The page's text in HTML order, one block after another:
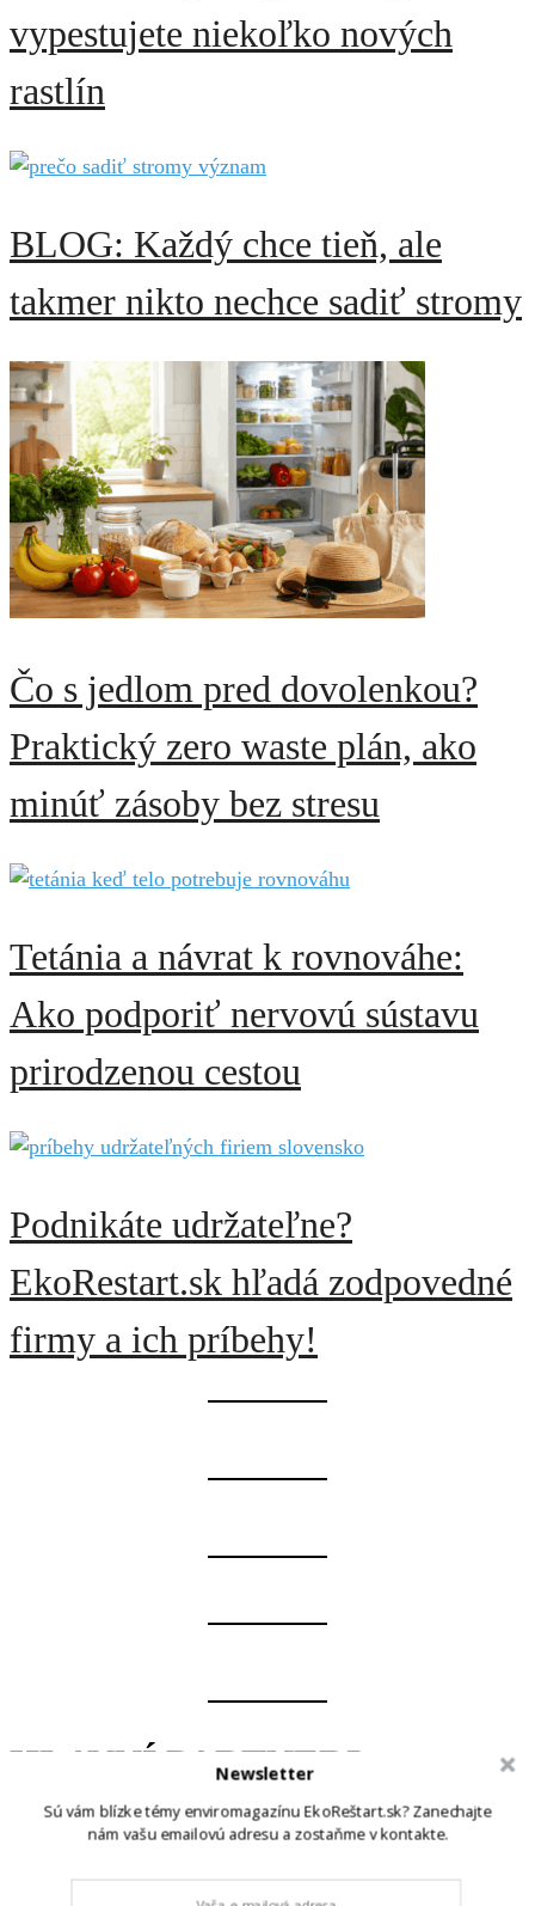
vypestujete niekoľko nových
rastlín
BLOG: Každý chce tieň, ale
takmer nikto nechce sadiť stromy
Čo s jedlom pred dovolenkou?
Praktický zero waste plán, ako
minúť zásoby bez stresu
Tetánia a návrat k rovnováhe:
Ako podporiť nervovú sústavu
prirodzenou cestou
Podnikáte udržateľne?
EkoRestart.sk hľadá zodpovedné
firmy a ich príbehy!
HLAVNÍ PARTNERI
Newsletter
Sú vám blízke témy enviromagazínu EkoReštart.sk? Zanechajte
nám vašu emailovú adresu a zostaňme v kontakte.